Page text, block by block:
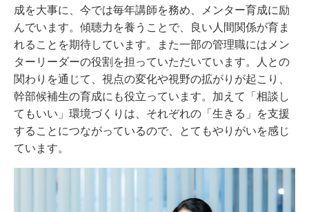
成を大事に、今では毎年講師を務め、メンター育成に励
んでいます。傾聴力を養うことで、良い人間関係が育ま
れることを期待しています。また一部の管理職にはメン
ターリーダーの役割を担っていただいています。人との
関わりを通じて、視点の変化や視野の拡がりが起こり、
幹部候補生の育成にも役立っています。加えて「相談し
てもいい」環境づくりは、それぞれの「生きる」を支援
することにつながっているので、とてもやりがいを感じ
ています。